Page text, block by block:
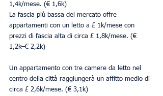
1,4k/mese. (€ 1,6k)
La fascia più bassa del mercato offre
appartamenti con un letto a £ 1k/mese con
prezzi di fascia alta di circa £ 1,8k/mese. (€
1,2k–€ 2,2k)
Un appartamento con tre camere da letto nel
centro della città raggiungerà un affitto medio di
circa £ 2,6k/mese. (€ 3,1k)